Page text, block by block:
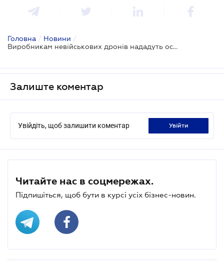
Головна / Новини /
Виробникам невійськових дронів нададуть особливі умови для отримання грантів
Залиште коментар
Увійдіть, щоб залишити коментар увійти
Читайте нас в соцмережах.
Підпишіться, щоб бути в курсі усіх бізнес-новин.